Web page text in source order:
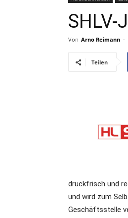
Von Arno Reimann -
Teilen
druckfrisch und
und wird zum
Geschäftsstelle